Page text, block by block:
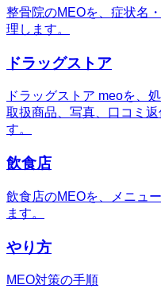
整骨院のMEOを、症状名
理します。
ドラッグストア
ドラッグストア meoを、
取扱商品、写真、口コミ
す。
飲食店
飲食店のMEOを、メニュ
ます。
やり方
MEO対策の手順